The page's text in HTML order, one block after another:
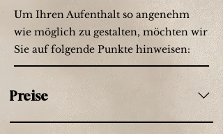
Um Ihren Aufenthalt so angenehm
wie möglich zu gestalten, möchten wir
Sie auf folgende Punkte hinweisen:
Preise
Die Preise inkludieren alle gesetzlichen